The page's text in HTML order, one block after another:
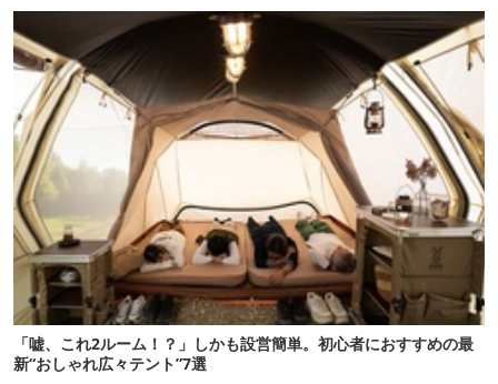
「嘘、これ2ルーム！？」しかも設営簡単。初心者におすすめの最
新“おしゃれ広々テント”7選